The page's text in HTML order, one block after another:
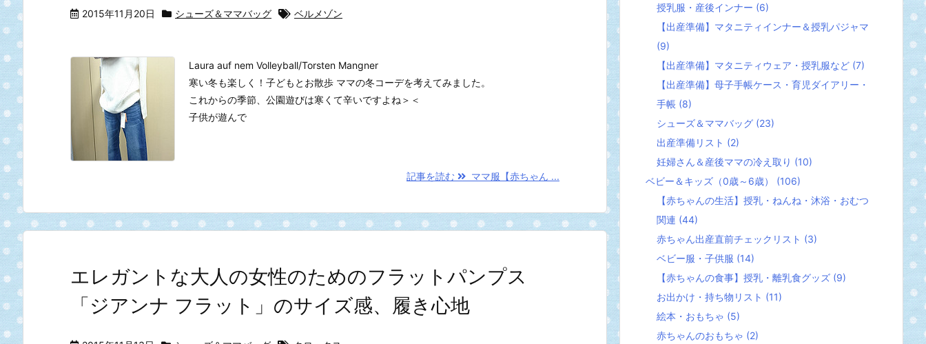
2015年11月20日 シューズ＆ママバッグ ベルメゾン
Laura auf nem Volleyball/Torsten Mangner
寒い冬も楽しく！子どもとお散歩 ママの冬コーデを考えてみました。
これからの季節、公園遊びは寒くて辛いですよね＞＜
子供が遊んで
記事を読む ママ服【赤ちゃん ...
エレガントな大人の女性のためのフラットパンプス
「ジアンナ フラット」のサイズ感、履き心地
授乳服・産後インナー (6)
【出産準備】マタニティインナー＆授乳パジャマ
(9)
【出産準備】マタニティウェア・授乳服など (7)
【出産準備】母子手帳ケース・育児ダイアリー・
手帳 (8)
シューズ＆ママバッグ (23)
出産準備リスト (2)
妊婦さん＆産後ママの冷え取り (10)
ベビー＆キッズ（0歳～6歳） (106)
【赤ちゃんの生活】授乳・ねんね・沐浴・おむつ
関連 (44)
赤ちゃん出産直前チェックリスト (3)
ベビー服・子供服 (14)
【赤ちゃんの食事】授乳・離乳食グッズ (9)
お出かけ・持ち物リスト (11)
絵本・おもちゃ (5)
赤ちゃんのおもちゃ (2)